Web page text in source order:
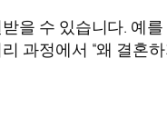
을 수 있습니다. 예
과정에서 “왜 결혼